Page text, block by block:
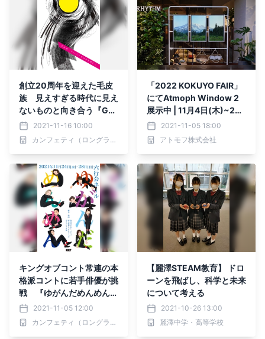
創立20周年を迎えた毛皮
族 見えすぎる時代に見え
ないものと向き合う『Gar
denでは目を閉じて』上演
間近 カンフェティでチケ
ット発売
2021-11-16 10:00
カンフェティ（ロングランプランニング株式会社）
「2022 KOKUYO FAIR」
にてAtmoph Window 2
展示中 | 11月4日(木)~22
日(月)2021-11-05 18:00
アトモフ株式会社
キングオブコント常連の本
格派コントに若手俳優が挑
戦 『ゆがんだめんめん』
メインビジュアル公開！
カンフェティでチケット一
般発売開始
2021-11-05 12:00
カンフェティ（ロングランプランニング株式会社）
【麗澤STEAM教育】 ドロ
ーンを飛ばし、科学と未来
について考える
2021-10-26 13:00
麗澤中学・高等学校